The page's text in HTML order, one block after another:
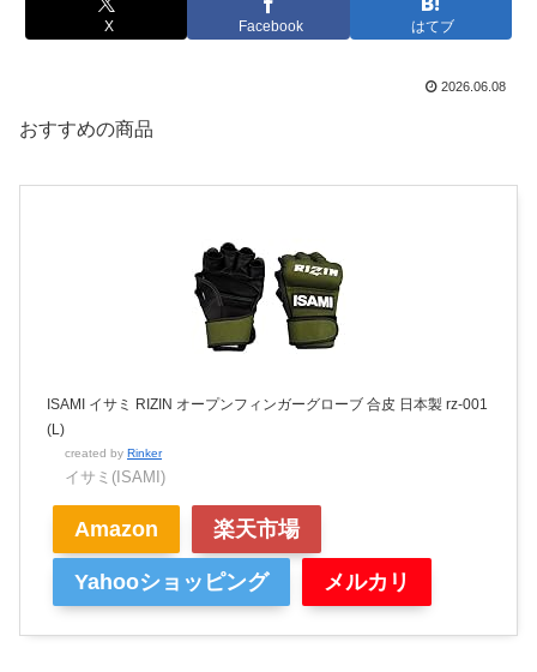
X Facebook はてブ
2026.06.08
おすすめの商品
ISAMI イサミ RIZIN オープンフィンガーグローブ 合皮 日本製 rz-001
(L)
created by Rinker
イサミ(ISAMI)
Amazon 楽天市場
Yahooショッピング メルカリ